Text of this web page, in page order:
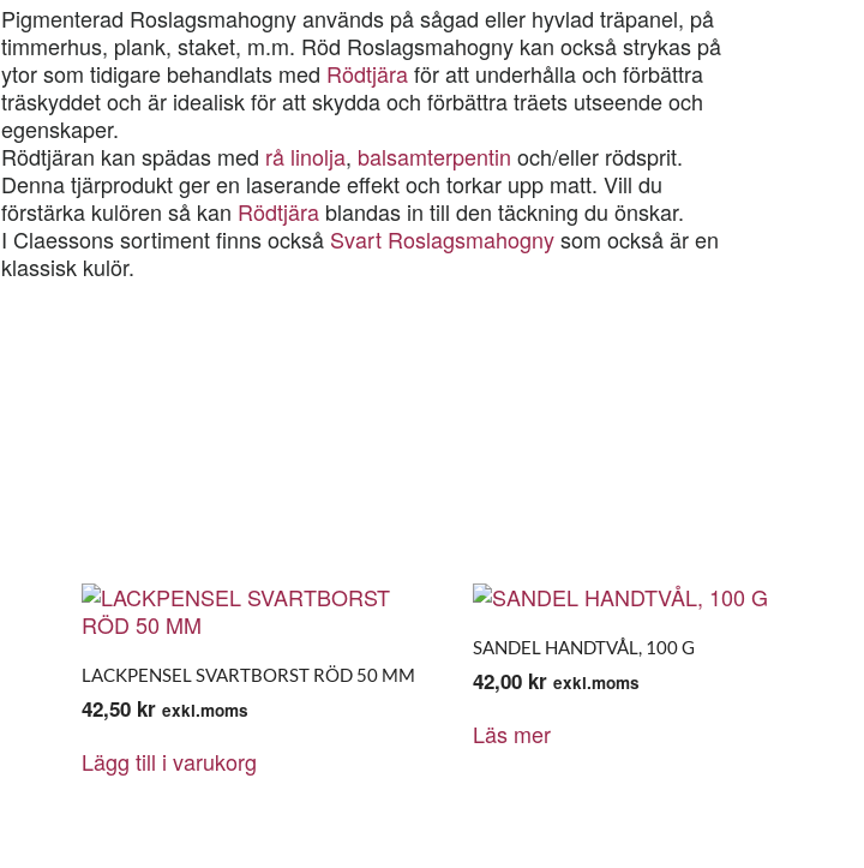
Pigmenterad Roslagsmahogny används på sågad eller hyvlad träpanel, på
timmerhus, plank, staket, m.m. Röd Roslagsmahogny kan också strykas på
ytor som tidigare behandlats med Rödtjäraför att underhålla och förbättra
träskyddet och är idealisk för att skydda och förbättra träets utseende och
egenskaper.
Rödtjäran kan spädas med rå linolja, balsamterpentin och/eller rödsprit.
Denna tjärprodukt ger en laserande effekt och torkar upp matt. Vill du
förstärka kulören så kan Rödtjärablandas in till den täckning du önskar.
I Claessons sortiment finns också Svart Roslagsmahognysom också är en
klassisk kulör.
LACKPENSEL SVARTBORST RÖD 50 MM
42,50 kr exkl.moms
Lägg till i varukorg
SANDEL HANDTVÅL, 100 G
42,00 kr exkl.moms
Läs mer